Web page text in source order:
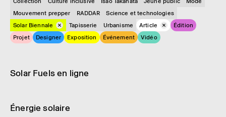
Mouvement prepper
RADDAR
Science et technologies
Solar Biennale
Tapisserie Urbanisme Article
Édition
Projet
Designer Exposition Événement Vidéo
Solar Fuels en ligne
Éner­gie solaire